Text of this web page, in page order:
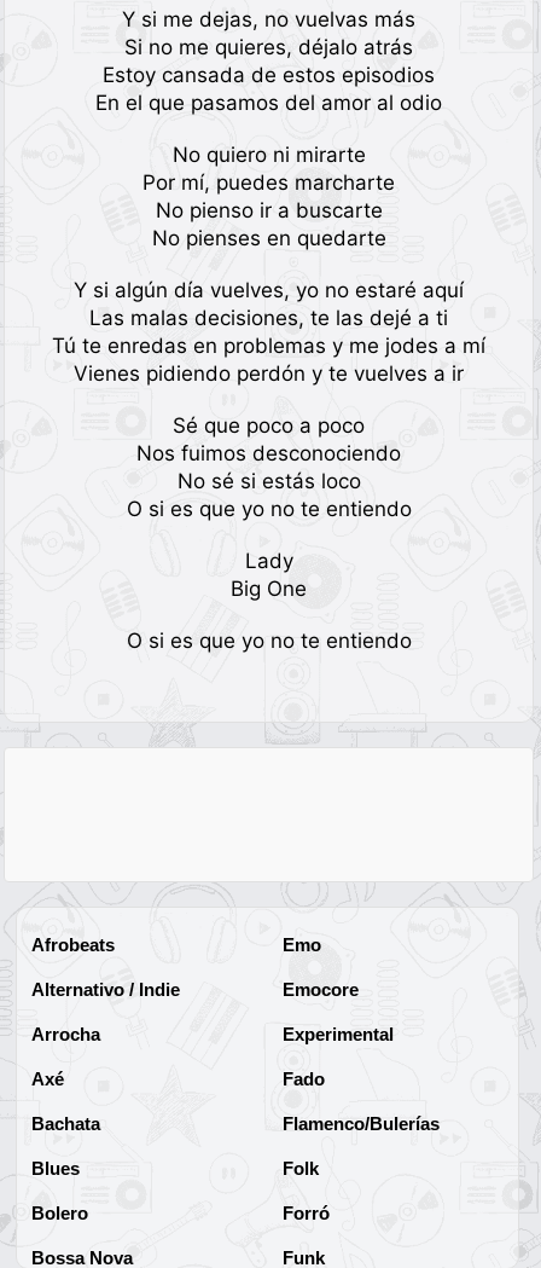
Y si me dejas, no vuelvas más
Si no me quieres, déjalo atrás
Estoy cansada de estos episodios
En el que pasamos del amor al odio
No quiero ni mirarte
Por mí, puedes marcharte
No pienso ir a buscarte
No pienses en quedarte
Y si algún día vuelves, yo no estaré aquí
Las malas decisiones, te las dejé a ti
Tú te enredas en problemas y me jodes a mí
Vienes pidiendo perdón y te vuelves a ir
Sé que poco a poco
Nos fuimos desconociendo
No sé si estás loco
O si es que yo no te entiendo
Lady
Big One
O si es que yo no te entiendo
Afrobeats
Alternativo / Indie
Arrocha
Axé
Bachata
Blues
Bolero
Bossa Nova
Emo
Emocore
Experimental
Fado
Flamenco/Bulerías
Folk
Forró
Funk